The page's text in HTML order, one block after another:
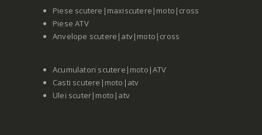
Piese scutere|maxiscutere|moto|cross
Piese ATV
Anvelope scutere|atv|moto|cross
Acumulatori scutere|moto|ATV
Casti scutere|moto|atv
Ulei scuter|moto|atv